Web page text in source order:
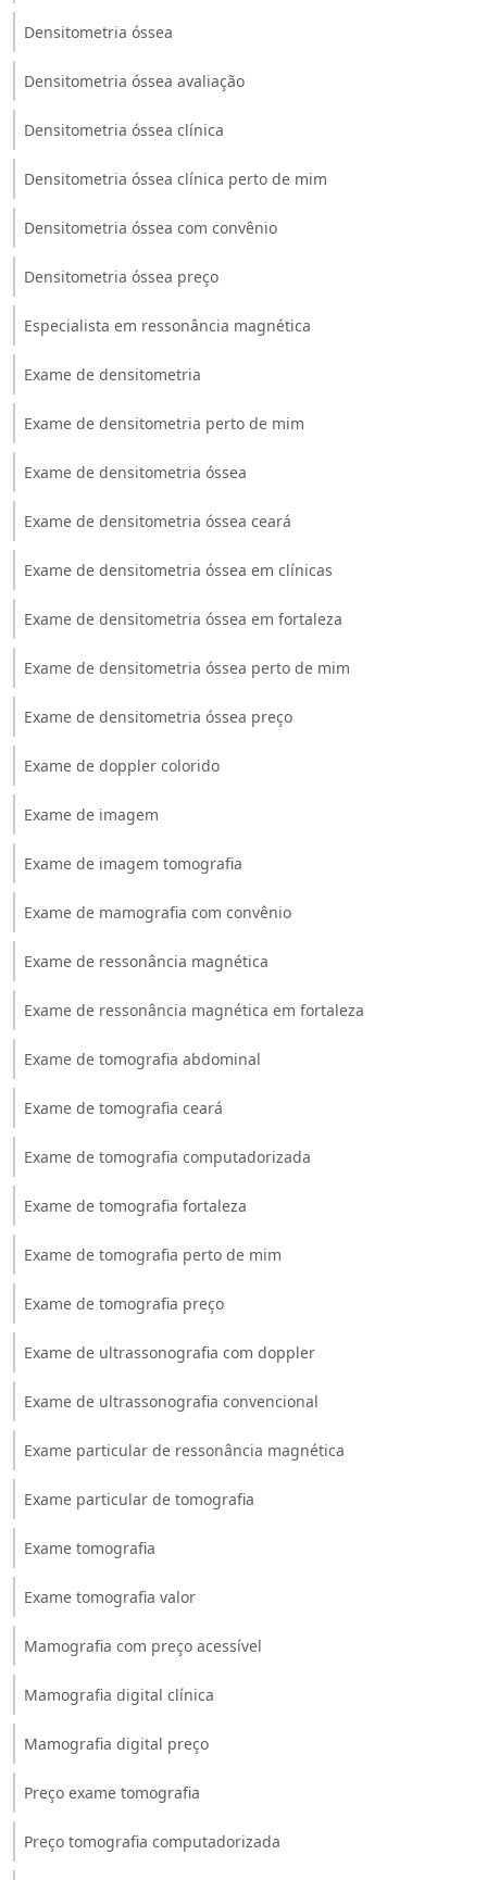
Densitometria óssea
Densitometria óssea avaliação
Densitometria óssea clínica
Densitometria óssea clínica perto de mim
Densitometria óssea com convênio
Densitometria óssea preço
Especialista em ressonância magnética
Exame de densitometria
Exame de densitometria perto de mim
Exame de densitometria óssea
Exame de densitometria óssea ceará
Exame de densitometria óssea em clínicas
Exame de densitometria óssea em fortaleza
Exame de densitometria óssea perto de mim
Exame de densitometria óssea preço
Exame de doppler colorido
Exame de imagem
Exame de imagem tomografia
Exame de mamografia com convênio
Exame de ressonância magnética
Exame de ressonância magnética em fortaleza
Exame de tomografia abdominal
Exame de tomografia ceará
Exame de tomografia computadorizada
Exame de tomografia fortaleza
Exame de tomografia perto de mim
Exame de tomografia preço
Exame de ultrassonografia com doppler
Exame de ultrassonografia convencional
Exame particular de ressonância magnética
Exame particular de tomografia
Exame tomografia
Exame tomografia valor
Mamografia com preço acessível
Mamografia digital clínica
Mamografia digital preço
Preço exame tomografia
Preço tomografia computadorizada